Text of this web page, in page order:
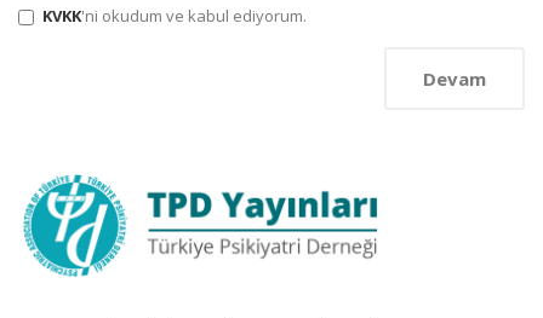
KVKK'ni okudum ve kabul ediyorum.